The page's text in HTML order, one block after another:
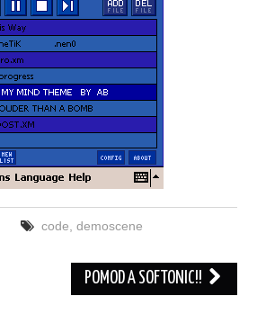
code demoscene
POMOD A SOFTONIC!!